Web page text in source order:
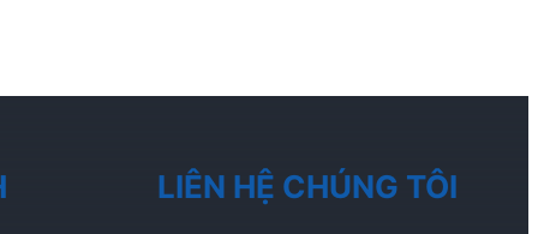
LIÊN HỆ CHÚNG TÔI